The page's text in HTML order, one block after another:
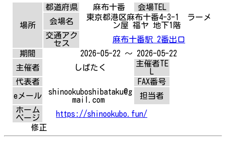
場所
都道府県 麻布十番
会場TEL
会場名
東京都港区麻布十番4-3-1 ラーメ
ン屋 福ヤ 地下1階
交通アク
セス
麻布十番駅 2番出口
期間
2026-05-22 ～ 2026-05-22
主催者
しばたく
主催者TE
代表者
FAX番号
eメール
shinookuboshibataku@g
mail.com
担当者
ホーム
ページ
https://shinookubo.fun/
修正